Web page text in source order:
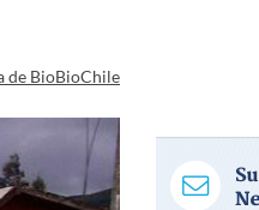
de BioBioChile